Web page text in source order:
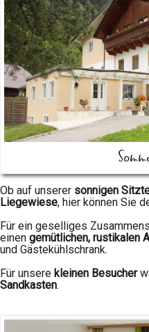
Ob auf unserer sonnigen
Liegewiese, hier können Sie
Für ein geselliges
einen gemütlichen, rustikalen
und Gästekühlschrank.
Für unsere kleinen Besucher
Sandkasten.